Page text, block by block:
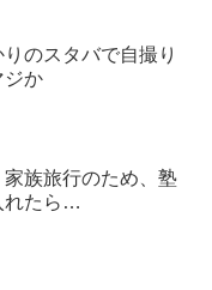
のスタバで自撮り
か
家族旅行のため、塾
れたら…